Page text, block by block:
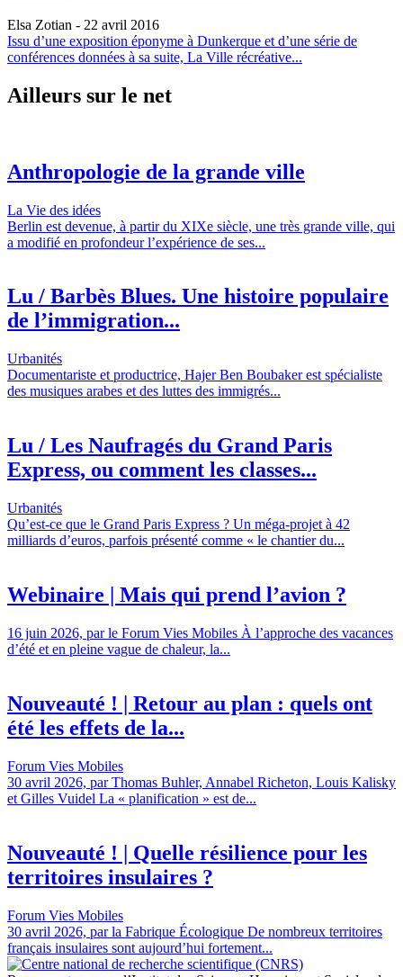
Elsa Zotian - 22 avril 2016
Issu d’une exposition éponyme à Dunkerque et d’une série de
conférences données à sa suite, La Ville récréative...
Ailleurs sur le net
Anthropologie de la grande ville
La Vie des idées
Berlin est devenue, à partir du XIXe siècle, une très grande ville, qui
a modifié en profondeur l’expérience de ses...
Lu / Barbès Blues. Une histoire populaire
de l’immigration...
Urbanités
Documentariste et productrice, Hajer Ben Boubaker est spécialiste
des musiques arabes et des luttes des immigrés...
Lu / Les Naufragés du Grand Paris
Express, ou comment les classes...
Urbanités
Qu’est-ce que le Grand Paris Express ? Un méga-projet à 42
milliards d’euros, parfois présenté comme « le chantier du...
Webinaire | Mais qui prend l’avion ?
16 juin 2026, par le Forum Vies Mobiles À l’approche des vacances
d’été et en pleine vague de chaleur, la...
Nouveauté ! | Retour au plan : quels ont
été les effets de la...
Forum Vies Mobiles
30 avril 2026, par Thomas Buhler, Annabel Richeton, Louis Kalisky
et Gilles Vuidel La « planification » est de...
Nouveauté ! | Quelle résilience pour les
territoires insulaires ?
Forum Vies Mobiles
30 avril 2026, par la Fabrique Écologique De nombreux territoires
français insulaires sont aujourd’hui fortement...